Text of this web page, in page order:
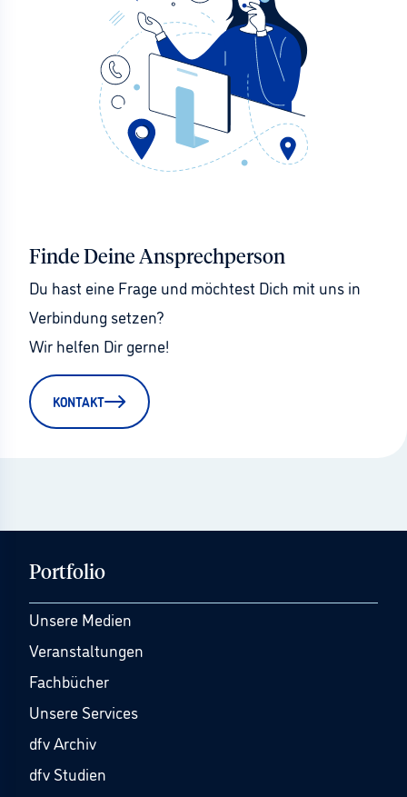
Finde Deine Ansprechperson
Du hast eine Frage und möchtest Dich mit uns in
Verbindung setzen?
Wir helfen Dir gerne!
KONTAKT
Portfolio
Unsere Medien
Veranstaltungen
Fachbücher
Unsere Services
dfv Archiv
dfv Studien